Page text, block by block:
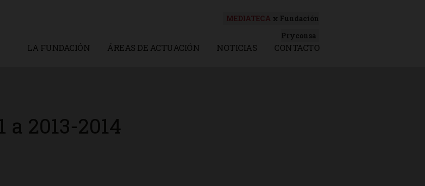
MEDIATECA x Fundación
Pryconsa
LA FUNDACIÓN ÁREAS DE ACTUACIÓN NOTICIAS CONTACTO
a 2013-2014